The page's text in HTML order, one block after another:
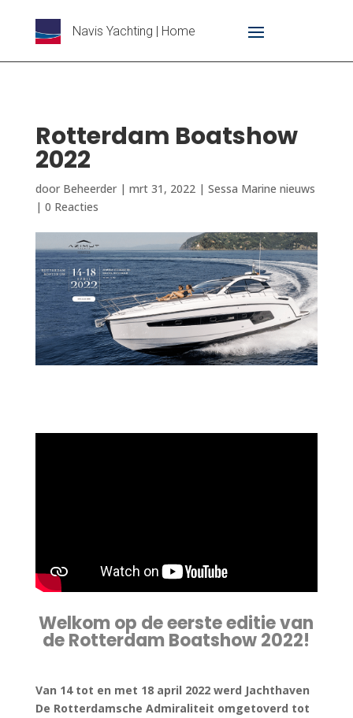
Navis Yachting | Home
Rotterdam Boatshow
2022
door Beheerder| mrt 31, 2022| Sessa Marine nieuws
| 0 Reacties
Welkom op de eerste editie van
de Rotterdam Boatshow 2022!
Van 14 tot en met 18 april 2022 werd Jachthaven
De Rotterdamsche Admiraliteit omgetoverd tot